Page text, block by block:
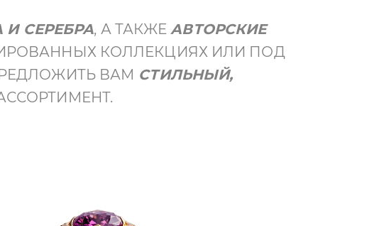
И СЕРЕБРА, А ТАКЖЕ АВТОРСКИЕ
КОЛЛЕКЦИЯХ ИЛИ ПОД
ВАМ СТИЛЬНЫЙ,